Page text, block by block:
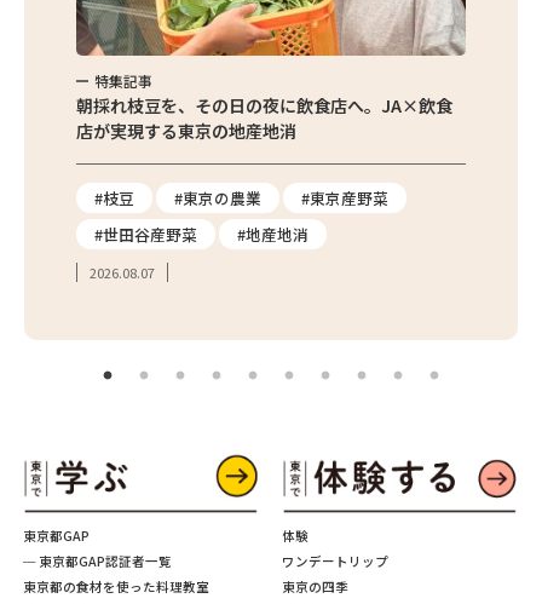
れ枝豆を、その日の夜に飲食店へ。JA×飲食
実現する東京の地産地消
#東京の農業
#東京産野菜
#世田谷産野菜
#地産地消
農家さんが先生に
東京都GAP
─ 東京都GAP認証者一覧
東京都の食材を使った料理教室
体験
ワンデートリップ
東京の四季